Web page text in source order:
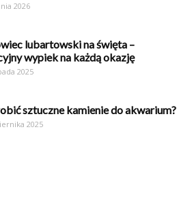
2026
lubartowski na święta –
wypiek na każdą okazję
2025
sztuczne kamienie do akwarium?
2025